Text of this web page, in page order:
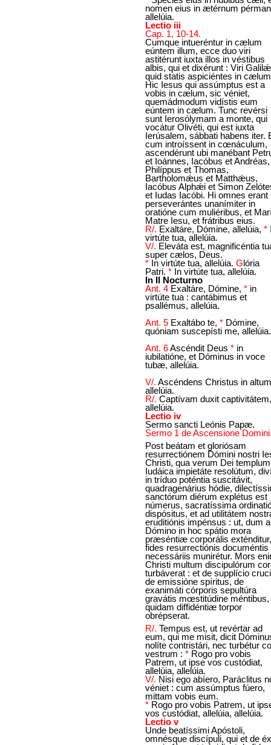
nomen eius in ætérnum
allelúia.
Lectio iii
Cap. 1, 10-14.
Cumque intueréntur in cælum
eúntem illum, ecce duo viri
astitérunt iuxta illos in véstibus
albis, qui et dixérunt : Viri
quid statis aspiciéntes in
Hic Iesus qui assúmptus est a
vobis in cælum, sic véniet,
quemádmodum vidístis eum
eúntem in cælum. Tunc revérsi
sunt Ierosólymam a monte, qui
vocátur Olivéti, qui est iuxta
Ierúsalem, sábbati habens iter.
cum introíssent in cœnáculum,
ascendérunt ubi manébant
et Ioánnes, Iacóbus et Andréas,
Philíppus et Thomas,
Bartholomǽus et Matthǽus,
Iacóbus Alphǽi et Simon
et Iudas Iacóbi. Hi omnes erant
perseverántes unanímiter in
oratióne cum muliéribus, et
Matre Iesu, et frátribus eius.
R/. Exaltáre, Dómine, allelúia, *
virtúte tua, allelúia.
V/. Eleváta est, magnificéntia
super cælos, Deus.
* In virtúte tua, allelúia. Glória
Patri. * In virtúte tua, allelúia.
In II Nocturno
Ant. 4 Exaltáre, Dómine, * in
virtúte tua : cantábimus et
psallémus, allelúia.
Ant. 5 Exaltábo te, * Dómine,
quóniam suscepísti me, allelúia.
Ant. 6Ascéndit Deus * in
iubilatióne, et Dóminus in voce
tubæ, allelúia.
V/. Ascéndens Christus in
allelúia.
R/. Captívam duxit captivitátem,
allelúia.
Lectio iv
Sermo sancti Leónis Papæ.
Sermo 1 de Ascensione
Post beátam et gloriósam
resurrectiónem Dómini nostri
Christi, qua verum Dei templum
Iudáica impietáte resolútum,
in tríduo poténtia suscitávit,
quadragenárius hódie,
sanctórum diérum explétus est
númerus, sacratíssima
dispósitus, et ad utilitátem
eruditiónis impénsus : ut, dum a
Dómino in hoc spátio mora
præséntiæ corporális exténditur,
fides resurrectiónis documéntis
necessáriis munirétur. Mors
Christi multum discipulórum
turbáverat : et de supplício
de emissióne spíritus, de
exanimáti córporis sepultúra
gravátis mœstitúdine méntibus,
quidam diffidéntiæ torpor
obrépserat.
R/. Tempus est, ut revértar ad
eum, qui me misit, dicit
nolíte contristári, nec turbétur
vestrum : * Rogo pro vobis
Patrem, ut ipse vos custódiat,
allelúia, allelúia.
V/. Nisi ego abíero, Paráclitus
véniet : cum assúmptus fúero,
mittam vobis eum.
* Rogo pro vobis Patrem, ut
vos custódiat, allelúia, allelúia.
Lectio v
Unde beatíssimi Apóstoli,
omnésque discípuli, qui et de